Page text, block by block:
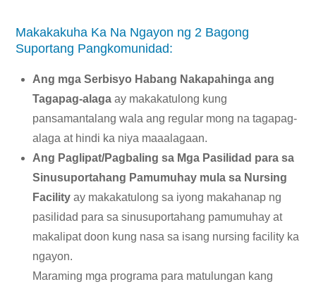
Makakakuha Ka Na Ngayon ng 2 Bagong
Suportang Pangkomunidad:
Ang mga Serbisyo Habang Nakapahinga ang
Tagapag-alaga ay makakatulong kung
pansamantalang wala ang regular mong na tagapag-
alaga at hindi ka niya maaalagaan.
Ang Paglipat/Pagbaling sa Mga Pasilidad para sa
Sinusuportahang Pamumuhay mula sa Nursing
Facility ay makakatulong sa iyong makahanap ng
pasilidad para sa sinusuportahang pamumuhay at
makalipat doon kung nasa sa isang nursing facility ka
ngayon.
Maraming mga programa para matulungan kang